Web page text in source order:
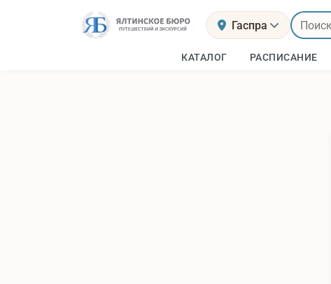
Гаспра
КАТАЛОГ РАСПИСАНИЕ